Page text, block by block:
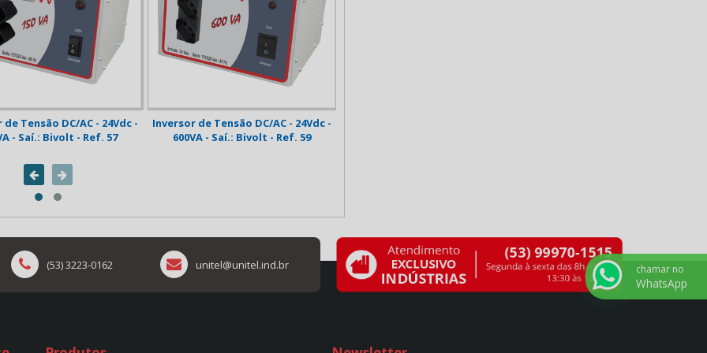
Tensão DC/AC - 24Vdc -
- Saí.: Bivolt - Ref. 57
Inversor de Tensão DC/AC - 24Vdc -
600VA - Saí.: Bivolt - Ref. 59
AUTOTRANSFORMADOR 5.000VA - OURO -
BIVOLT - REF. 1628
AUTOTRANSFORMADOR 500VA - CP - BIVOLT
- REF. 109
(53) 3223-0162 unitel@unitel.ind.br chamar no
WhatsApp